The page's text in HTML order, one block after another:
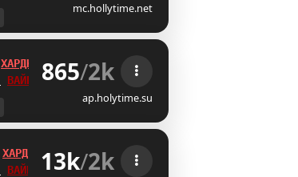
mc.hollytime.net
ХАРДКОР
ВАЙП 865/2k
ap.holytime.su
ХАРДКОР
ВАЙП 13k/2k